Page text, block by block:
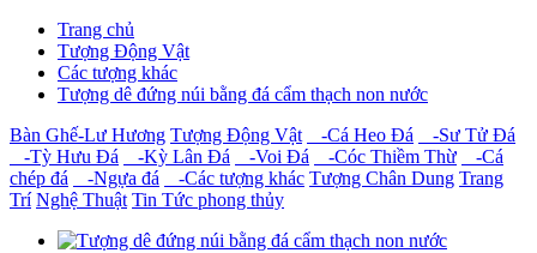
Trang chủ
Tượng Động Vật
Các tượng khác
Tượng dê đứng núi bằng đá cẩm thạch non nước
Bàn Ghế-Lư Hương Tượng Động Vật -Cá Heo Đá
-Sư Tử Đá
-Tỳ Hưu Đá
-Kỳ Lân Đá -Voi Đá -Cóc Thiềm Thừ
-Cá
chép đá
-Ngựa đá -Các tượng khác Tượng Chân Dung Trang
Trí Nghệ Thuật Tin Tức phong thủy